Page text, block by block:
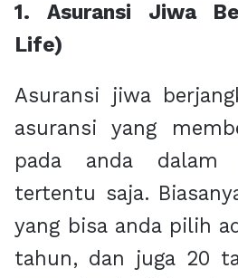
1. Asuransi Jiwa
Life)
Asuransi jiwa
asuransi yang
pada anda dalam
tertentu saja.
yang bisa anda pilih
tahun, dan juga 20